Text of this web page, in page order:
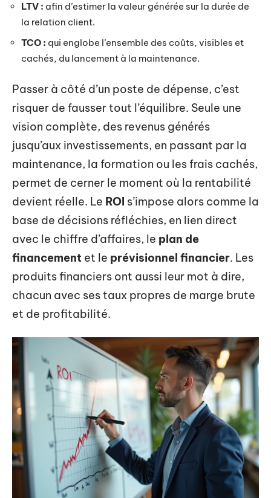
LTV : afin d’estimer la valeur générée sur la durée de
la relation client.
TCO : qui englobe l’ensemble des coûts, visibles et
cachés, du lancement à la maintenance.
Passer à côté d’un poste de dépense, c’est
risquer de fausser tout l’équilibre. Seule une
vision complète, des revenus générés
jusqu’aux investissements, en passant par la
maintenance, la formation ou les frais cachés,
permet de cerner le moment où la rentabilité
devient réelle. Le ROI s’impose alors comme la
base de décisions réfléchies, en lien direct
avec le chiffre d’affaires, le plan de
financement et le prévisionnel financier. Les
produits financiers ont aussi leur mot à dire,
chacun avec ses taux propres de marge brute
et de profitabilité.